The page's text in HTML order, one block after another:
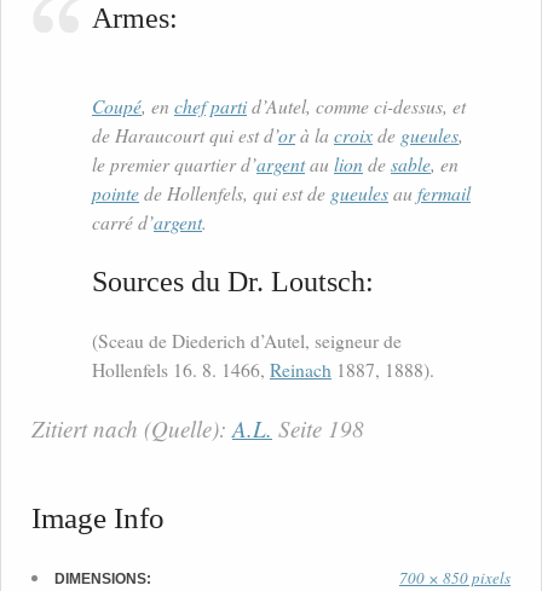
Armes:
Coupé, en chefpartid’Autel, comme ci-dessus, et
de Haraucourt qui est d’orà la croixde gueules,
le premier quartier d’argentau lion desable, en
pointede Hollenfels, qui est de gueulesau fermail
carré d’argent.
Sources du Dr. Loutsch:
(Sceau de Diederich d’Autel, seigneur de
Hollenfels 16. 8. 1466, Reinach 1887, 1888).
Zitiert nach (Quelle):A.L. Seite 198
Image Info
DIMENSIONS: 700 × 850 pixels